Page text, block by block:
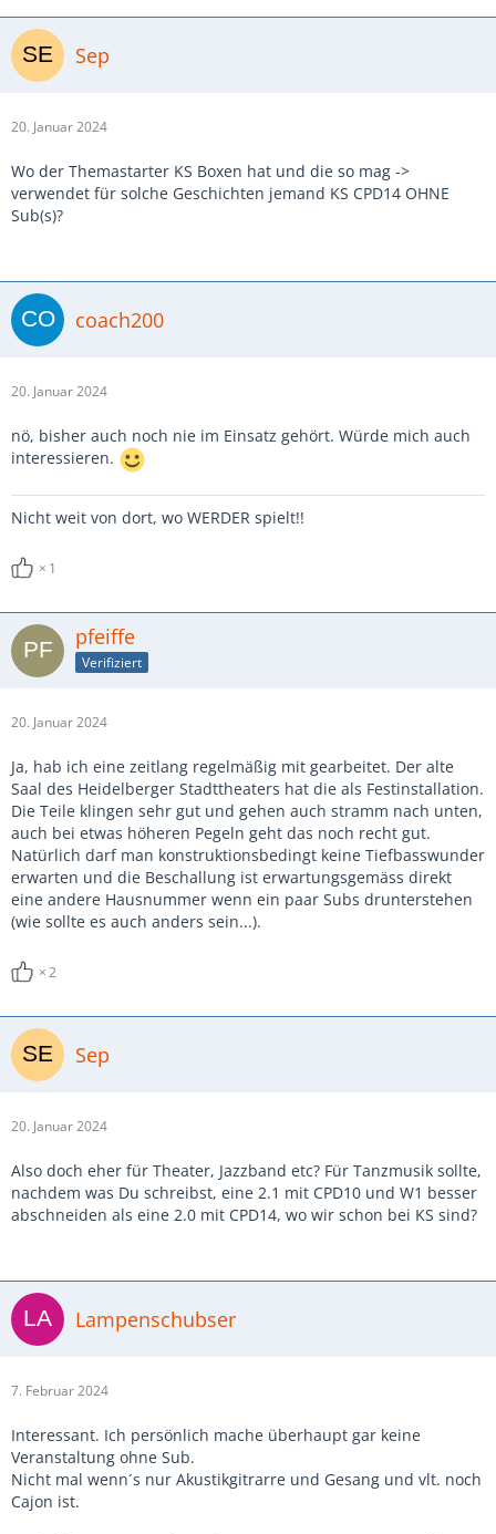
Sep
20. Januar 2024
Wo der Themastarter KS Boxen hat und die so mag ->
verwendet für solche Geschichten jemand KS CPD14 OHNE
Sub(s)?
coach200
20. Januar 2024
nö, bisher auch noch nie im Einsatz gehört. Würde mich auch
interessieren.
Nicht weit von dort, wo WERDER spielt!!
1
pfeiffe
Verifiziert
20. Januar 2024
Ja, hab ich eine zeitlang regelmäßig mit gearbeitet. Der alte
Saal des Heidelberger Stadttheaters hat die als Festinstallation.
Die Teile klingen sehr gut und gehen auch stramm nach unten,
auch bei etwas höheren Pegeln geht das noch recht gut.
Natürlich darf man konstruktionsbedingt keine Tiefbasswunder
erwarten und die Beschallung ist erwartungsgemäss direkt
eine andere Hausnummer wenn ein paar Subs drunterstehen
(wie sollte es auch anders sein...).
2
Sep
20. Januar 2024
Also doch eher für Theater, Jazzband etc? Für Tanzmusik sollte,
nachdem was Du schreibst, eine 2.1 mit CPD10 und W1 besser
abschneiden als eine 2.0 mit CPD14, wo wir schon bei KS sind?
Lampenschubser
7. Februar 2024
Interessant. Ich persönlich mache überhaupt gar keine
Veranstaltung ohne Sub.
Nicht mal wenn´s nur Akustikgitrarre und Gesang und vlt. noch
Cajon ist.